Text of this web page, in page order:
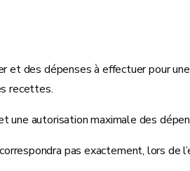
des dépenses à effectuer pour
recettes.
autorisation maximale des
pas exactement, lors